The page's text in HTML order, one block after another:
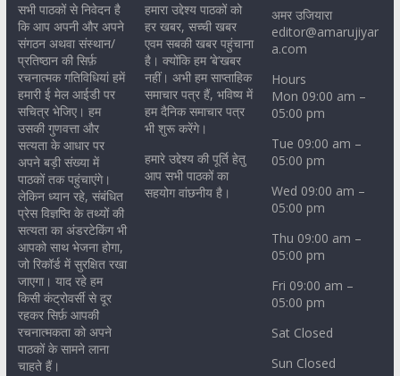
सभी पाठकों से निवेदन है
कि आप अपनी और अपने
संगठन अथवा संस्थान/
प्रतिष्ठान की सिर्फ़
रचनात्मक गतिविधियां हमें
हमारी ई मेल आईडी पर
सचित्र भेजिए। हम
उसकी गुणवत्ता और
सत्यता के आधार पर
अपने बड़ी संख्या में
पाठकों तक पहुंचाएंगे।
लेकिन ध्यान रहे, संबंधित
प्रेस विज्ञप्ति के तथ्यों की
सत्यता का अंडरटेकिंग भी
आपको साथ भेजना होगा,
जो रिकॉर्ड में सुरक्षित रखा
जाएगा। याद रहे हम
किसी कंट्रोवर्सी से दूर
रहकर सिर्फ़ आपकी
रचनात्मकता को अपने
पाठकों के सामने लाना
चाहते हैं।
हमारा उद्देश्य पाठकों को
हर खबर, सच्ची खबर
एवम सबकी खबर पहुंचाना
है। क्योंकि हम ‘बे’खबर
नहीं। अभी हम साप्ताहिक
समाचार पत्र हैं, भविष्य में
हम दैनिक समाचार पत्र
भी शुरू करेंगे।
हमारे उद्देश्य की पूर्ति हेतु
आप सभी पाठकों का
सहयोग वांछनीय है।
अमर उजियारा
editor@amarujiyar
a.com
Hours
Mon 09:00 am –
05:00 pm
Tue 09:00 am –
05:00 pm
Wed 09:00 am –
05:00 pm
Thu 09:00 am –
05:00 pm
Fri 09:00 am –
05:00 pm
Sat Closed
Sun Closed